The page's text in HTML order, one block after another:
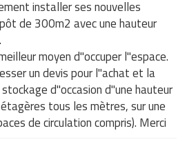
installer ses nouvelles
de 300m2 avec une hauteur
moyen d"occuper l"espace.
un devis pour l"achat et la
d"occasion d"une hauteur
tous les mètres, sur une
de circulation compris). Merci